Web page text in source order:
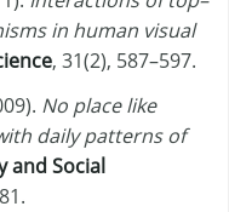
in human visual
, 31(2), 587–597.
No place like
daily patterns of
and Social